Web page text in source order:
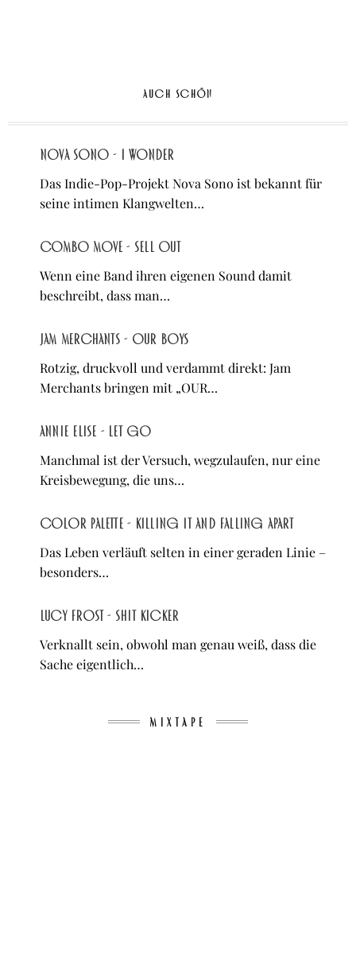
AUCH SCHÖN
Nova Sono - I Wonder
Das Indie-Pop-Projekt Nova Sono ist bekannt für
seine intimen Klangwelten…
Combo Move - Sell Out
Wenn eine Band ihren eigenen Sound damit
beschreibt, dass man…
Jam Merchants - OUR BOYS
Rotzig, druckvoll und verdammt direkt: Jam
Merchants bringen mit „OUR…
Annie Elise - let go
Manchmal ist der Versuch, wegzulaufen, nur eine
Kreisbewegung, die uns…
Color Palette - Killing It and Falling Apart
Das Leben verläuft selten in einer geraden Linie –
besonders…
Lucy Frost - Shit Kicker
Verknallt sein, obwohl man genau weiß, dass die
Sache eigentlich…
MIXTAPE